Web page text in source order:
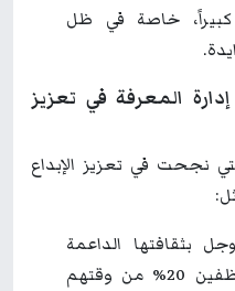
خاصة في ظل
المعرفة في تعزيز
نجحت في تعزيز الإبداع
بثقافتها الداعمة
للابتكار، حيث تتيح للموظفين 20% من وقتهم